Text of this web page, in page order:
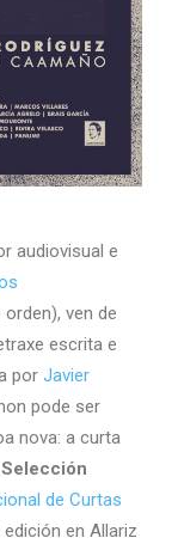
audiovisual e
ven de
escrita e
por Javier
pode ser
nova: a curta
de Curtas
en Allariz